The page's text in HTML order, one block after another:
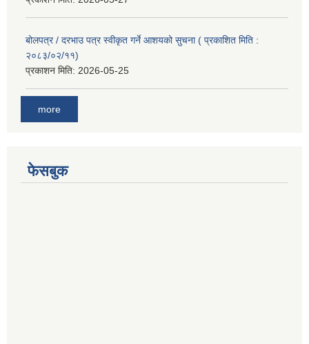
बोलपत्र / दरभाउ पत्र स्वीकृत गर्ने आशयको सुचना ( प्रकाशित मिति :
२०८३/०२/११)
प्रकाशन मिति: 2026-05-25
more
फेसबुक